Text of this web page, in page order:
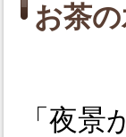
お茶
「夜